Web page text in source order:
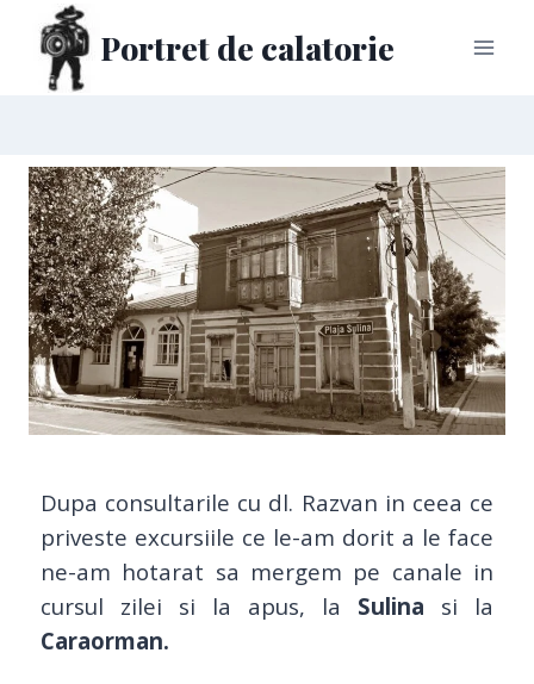
Portret de calatorie
Dupa consultarile cu dl. Razvan in ceea ce
priveste excursiile ce le-am dorit a le face
ne-am hotarat sa mergem pe canale in
cursul zilei si la apus, la Sulina si la
Caraorman.